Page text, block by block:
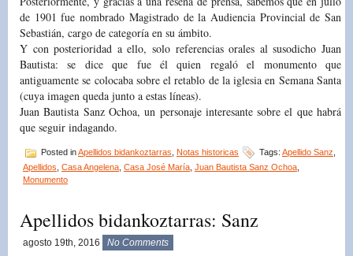
de 1901 fue nombrado Magistrado de la Audiencia Provincial de San
Sebastián, cargo de categoría en su ámbito.
Y con posterioridad a ello, solo referencias orales al susodicho Juan
Bautista: se dice que fue él quien regaló el monumento que
antiguamente se colocaba sobre el retablo de la iglesia en Semana Santa
(cuya imagen queda junto a estas líneas).
Juan Bautista Sanz Ochoa, un personaje interesante sobre el que habrá
que seguir indagando.
Posted inApellidos bidankoztarras Notas historicas Tags: Apellido Sanz
Apellidos Casa Angelena Casa José María Juan Bautista Sanz Ochoa
Monumento
Apellidos bidankoztarras: Sanz
agosto 19th, 2016 No Comments